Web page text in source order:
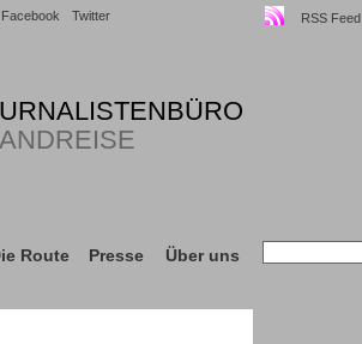
Facebook Twitter RSS Feed
Route Presse Über uns